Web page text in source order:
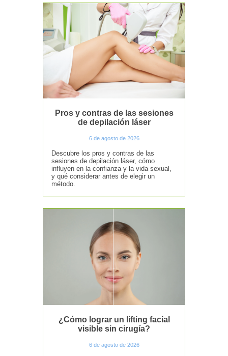
Pros y contras de las sesiones
de depilación láser
6 de agosto de 2026
Descubre los pros y contras de las
sesiones de depilación láser, cómo
influyen en la confianza y la vida sexual,
y qué considerar antes de elegir un
método.
¿Cómo lograr un lifting facial
visible sin cirugía?
6 de agosto de 2026